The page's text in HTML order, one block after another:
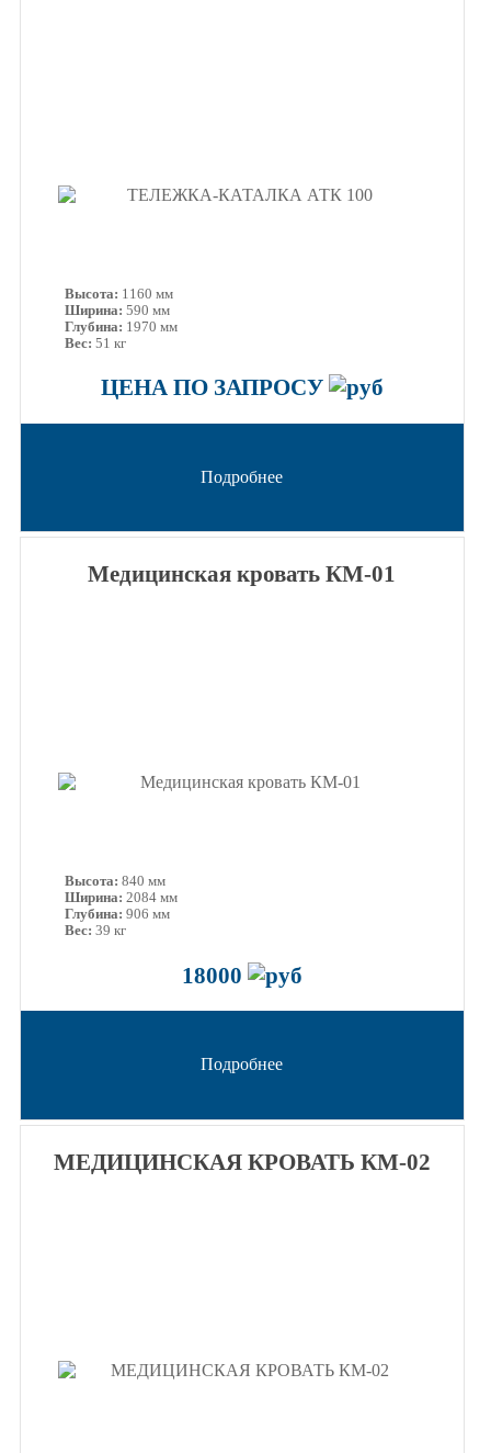
Высота: 1160 мм
Ширина: 590 мм
Глубина: 1970 мм
Вес: 51 кг
ЦЕНА ПО ЗАПРОСУ
Подробнее
Медицинская кровать КМ-01
Высота: 840 мм
Ширина: 2084 мм
Глубина: 906 мм
Вес: 39 кг
18000
Подробнее
МЕДИЦИНСКАЯ КРОВАТЬ КМ-02